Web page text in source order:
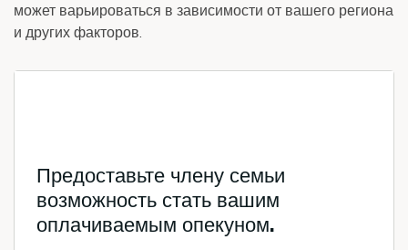
может варьироваться в зависимости от вашего региона
и других факторов.
Предоставьте члену семьи
возможность стать вашим
оплачиваемым опекуном.